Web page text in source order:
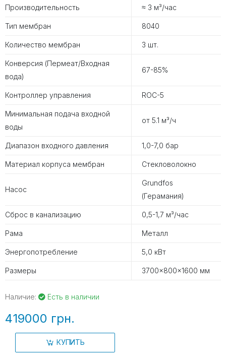
Производительность ≈ 3 м³/час
Тип мембран 8040
Количество мембран 3 шт.
Конверсия (Пермеат/Входная
вода)
67-85%
Контроллер управления ROC-5
Минимальная подача входной
воды
от 5.1 м³/ч
Диапазон входного давления 1,0-7,0 бар
Материал корпуса мембран Стекловолокно
Насос
Grundfos
(Герамания)
Сброс в канализацию 0,5-1,7 м³/час
Рама Металл
Энергопотребление 5,0 кВт
Размеры 3700×800×1600 мм
Наличие: Есть в наличии
419000 грн.
КУПИТЬ